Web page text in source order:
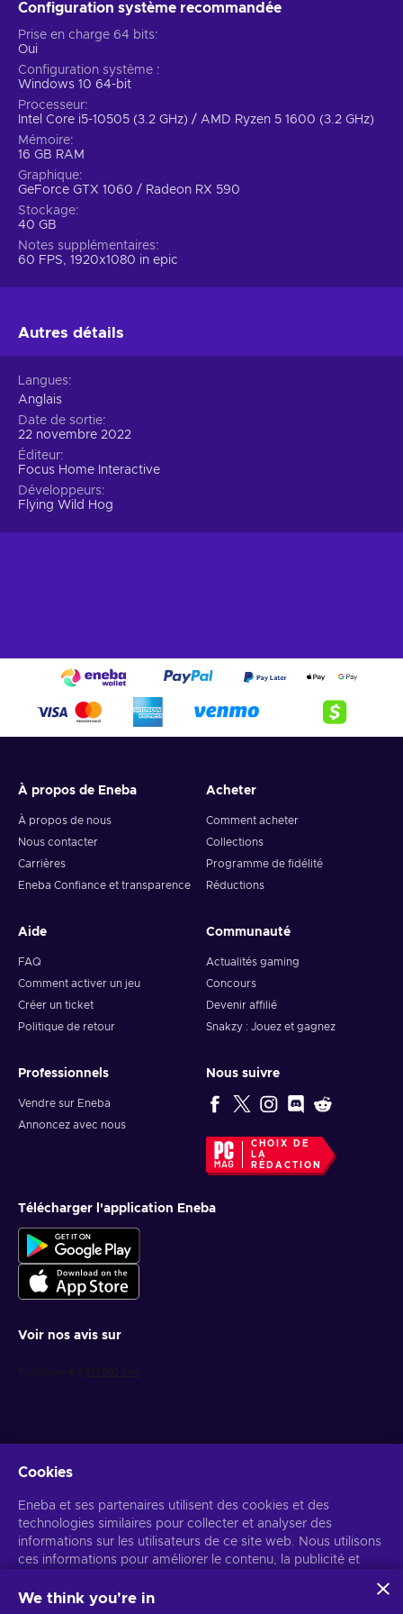
trouble et la mort dans les terres occidentales de l'Amérique.
Cependant, l'institution secrète de renseignement travaille dur
pour combattre la population de vampires, et vous, leur
principal guerrier, serez certainement la plus grande machine
à tuer les créatures de la nuit. Améliorez vos armes pour
mieux tuer pendant que vous traversez les vieilles terres
inspirées des contes américains. En fait, vous pouvez créer
votre propre style de combat pour affronter les hordes de
Achetez la clé Steam d'Evil West et n'attendez plus, des
expériences inoubliables vous attendent !
Configuration système recommandée
Prise en charge 64 bits
Oui
Configuration système
Windows 10 64-bit
Processeur
Intel Core i5-10505 (3.2 GHz) / AMD Ryzen 5 1600 (3.2 GHz)
Mémoire
16 GB RAM
Graphique
GeForce GTX 1060 / Radeon RX 590
Stockage
40 GB
Notes supplémentaires
60 FPS, 1920x1080 in epic
Autres détails
Langues
Anglais
Date de sortie
22 novembre 2022
Éditeur
Focus Home Interactive
Développeurs
Flying Wild Hog
À propos de Eneba
À propos de nous
Nous contacter
Carrières
Eneba Confiance et transparence
Acheter
Comment acheter
Collections
Programme de fidélité
Réductions
Aide
FAQ
Comment activer un jeu
Créer un ticket
Politique de retour
Communauté
Actualités gaming
Concours
Devenir affilié
Snakzy : Jouez et gagnez
Professionnels
Vendre sur Eneba
Annoncez avec nous
Nous suivre
CHOIX DE
LA
RÉDACTION
Télécharger l'application Eneba
Voir nos avis sur
S’abonner
Vous pouvez vous désabonner à tout moment. Consultez l'avis de
Cookies
Eneba et ses partenaires utilisent des cookies et des
technologies similaires pour collecter et analyser des
informations sur les utilisateurs de ce site web. Nous utilisons
ces informations pour améliorer le contenu, la publicité et
également être utilisées pour personnaliser les annonces.
We think you're in